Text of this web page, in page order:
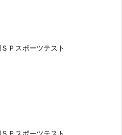
Ｐスポーツテスト
Ｐスポーツテスト